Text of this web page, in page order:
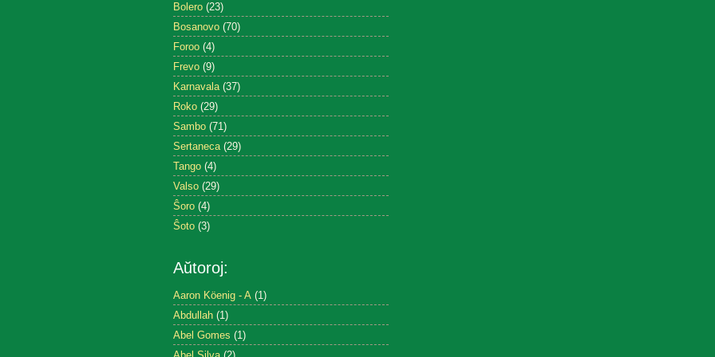
Bolero (23)
Bosanovo (70)
Foroo (4)
Frevo (9)
Karnavala (37)
Roko (29)
Sambo (71)
Sertaneca (29)
Tango (4)
Valso (29)
Ŝoro (4)
Ŝoto (3)
Aŭtoroj:
Aaron Köenig - A (1)
Abdullah (1)
Abel Gomes (1)